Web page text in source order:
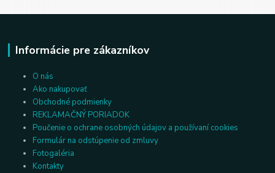
Informácie pre zákazníkov
O nás
Ako nakupovať
Obchodné podmienky
REKLAMAČNÝ PORIADOK
Poučenie o ochrane osobných údajov a používaní cookies
Formulár na odstúpenie od zmluvy
Fotogaléria
Kontakty